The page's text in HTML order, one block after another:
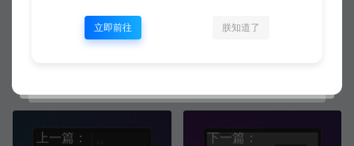
上一篇：
下一篇：
立即前往 朕知道了